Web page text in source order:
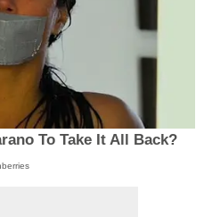
To Take It All Back?